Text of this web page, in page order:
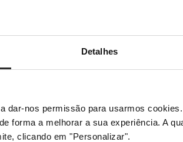
Detalhes
dar-nos permissão para usarmos
forma a melhorar a sua experiência. A
clicando em "Personalizar".